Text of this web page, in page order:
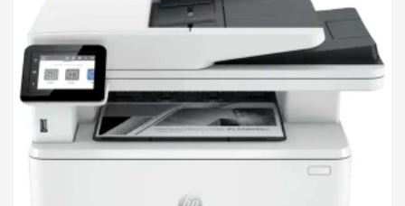
a mi
lista de
deseos